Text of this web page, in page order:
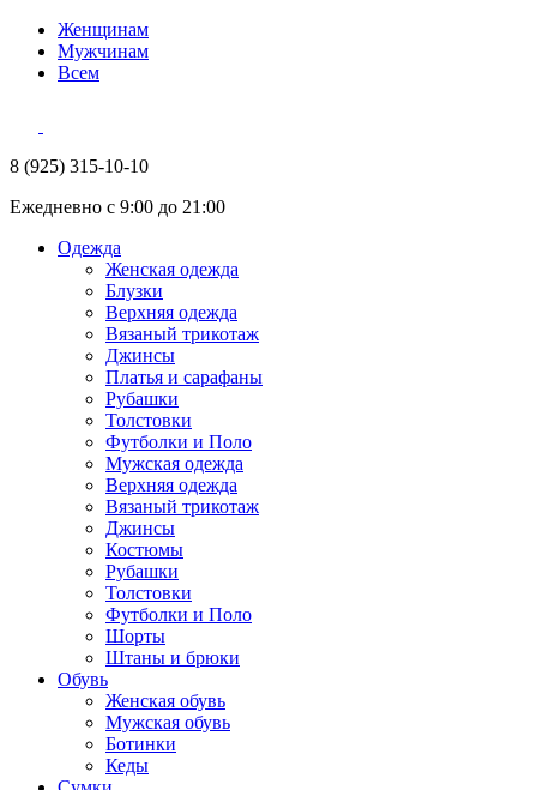
Женщинам
Мужчинам
Всем
8 (925) 315-10-10
Ежедневно с 9:00 до 21:00
Одежда
Женская одежда
Блузки
Верхняя одежда
Вязаный трикотаж
Джинсы
Платья и сарафаны
Рубашки
Толстовки
Футболки и Поло
Мужская одежда
Верхняя одежда
Вязаный трикотаж
Джинсы
Костюмы
Рубашки
Толстовки
Футболки и Поло
Шорты
Штаны и брюки
Обувь
Женская обувь
Мужская обувь
Ботинки
Кеды